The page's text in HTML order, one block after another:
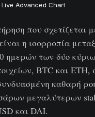
Live Advanced Chart
που σχετίζεται
η ισορροπία
ημερών των δύο
BTC και ETH,
καθαρή
μεγαλύτερων
και DAI.